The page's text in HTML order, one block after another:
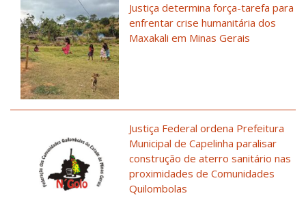
Justiça determina força-tarefa para
enfrentar crise humanitária dos
Maxakali em Minas Gerais
Justiça Federal ordena Prefeitura
Municipal de Capelinha paralisar
construção de aterro sanitário nas
proximidades de Comunidades
Quilombolas